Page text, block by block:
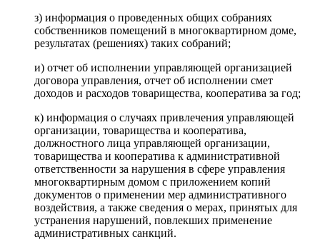
з) информация о проведенных общих собраниях
собственников помещений в многоквартирном доме,
результатах (решениях) таких собраний;
и) отчет об исполнении управляющей организацией
договора управления, отчет об исполнении смет
доходов и расходов товарищества, кооператива за год;
к) информация о случаях привлечения управляющей
организации, товарищества и кооператива,
должностного лица управляющей организации,
товарищества и кооператива к административной
ответственности за нарушения в сфере управления
многоквартирным домом с приложением копий
документов о применении мер административного
воздействия, а также сведения о мерах, принятых для
устранения нарушений, повлекших применение
административных санкций.